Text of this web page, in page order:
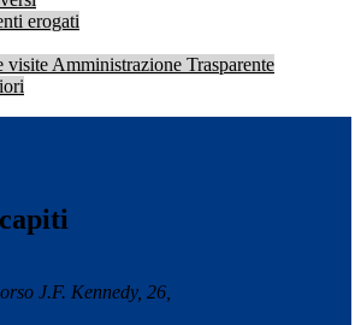
erogati
visite Amministrazione Trasparente
J.F. Kennedy, 26,